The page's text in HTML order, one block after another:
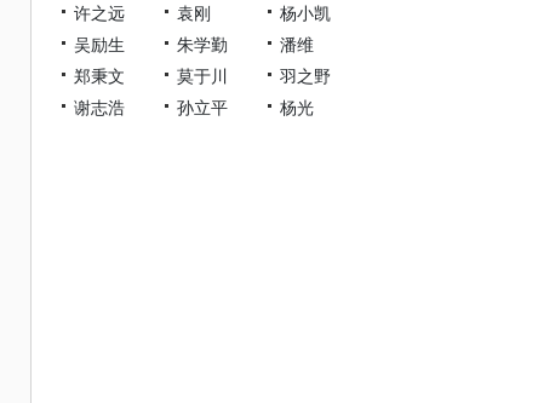
许之远
袁刚
杨小凯
吴励生
朱学勤
潘维
郑秉文
莫于川
羽之野
谢志浩
孙立平 杨光